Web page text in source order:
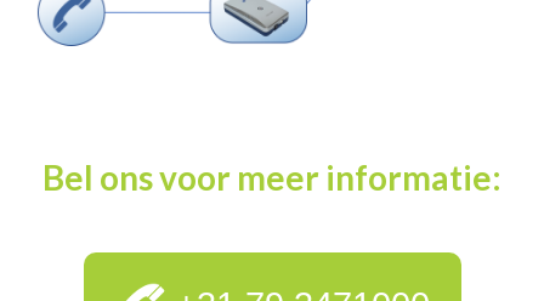
Bel ons voor meer informatie: